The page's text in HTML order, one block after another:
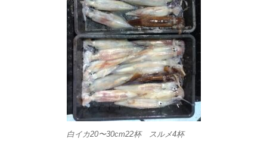
白イカ20〜30cm22杯 スルメ4杯